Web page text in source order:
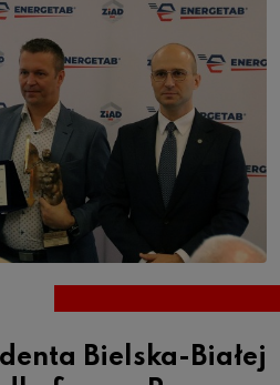
Bielska-Białej